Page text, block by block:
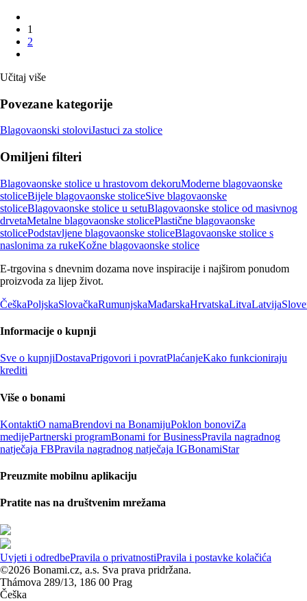
1
2
Učitaj više
Povezane kategorije
Blagovaonski stoloviJastuci za stolice
Omiljeni filteri
Blagovaonske stolice u hrastovom dekoruModerne blagovaonske
stoliceBijele blagovaonske stoliceSive blagovaonske
stoliceBlagovaonske stolice u setuBlagovaonske stolice od masivnog
drvetaMetalne blagovaonske stolicePlastične blagovaonske
stolicePodstavljene blagovaonske stoliceBlagovaonske stolice s
naslonima za rukeKožne blagovaonske stolice
E-trgovina s dnevnim dozama nove inspiracije i najširom ponudom
proizvoda za lijep život.
ČeškaPoljskaSlovačkaRumunjskaMađarskaHrvatskaLitvaLatvija
Informacije o kupnji
Sve o kupnjiDostavaPrigovori i povratPlaćanjeKako funkcioniraju
krediti
Više o bonami
KontaktiO namaBrendovi na BonamijuPoklon bonoviZa
medijePartnerski programBonami for BusinessPravila nagradnog
natječaja FBPravila nagradnog natječaja IGBonamiStar
Preuzmite mobilnu aplikaciju
Pratite nas na društvenim mrežama
Uvjeti i odredbePravila o privatnostiPravila i postavke kolačića
©2026 Bonami.cz, a.s. Sva prava pridržana.
Thámova 289/13, 186 00 Prag
Češka